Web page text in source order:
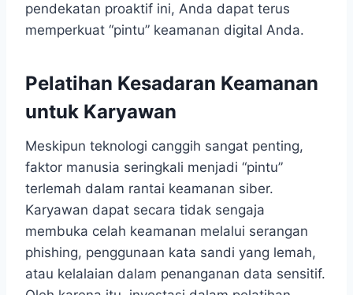
pendekatan proaktif ini, Anda dapat terus
memperkuat “pintu” keamanan digital Anda.
Pelatihan Kesadaran Keamanan
untuk Karyawan
Meskipun teknologi canggih sangat penting,
faktor manusia seringkali menjadi “pintu”
terlemah dalam rantai keamanan siber.
Karyawan dapat secara tidak sengaja
membuka celah keamanan melalui serangan
phishing, penggunaan kata sandi yang lemah,
atau kelalaian dalam penanganan data sensitif.